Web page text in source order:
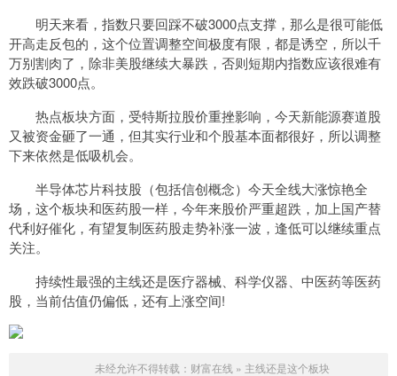
明天来看，指数只要回踩不破3000点支撑，那么是很可能低
开高走反包的，这个位置调整空间极度有限，都是诱空，所以千
万别割肉了，除非美股继续大暴跌，否则短期内指数应该很难有
效跌破3000点。
热点板块方面，受特斯拉股价重挫影响，今天新能源赛道股
又被资金砸了一通，但其实行业和个股基本面都很好，所以调整
下来依然是低吸机会。
半导体芯片科技股（包括信创概念）今天全线大涨惊艳全
场，这个板块和医药股一样，今年来股价严重超跌，加上国产替
代利好催化，有望复制医药股走势补涨一波，逢低可以继续重点
关注。
持续性最强的主线还是医疗器械、科学仪器、中医药等医药
股，当前估值仍偏低，还有上涨空间!
未经允许不得转载： 财富在线 » 主线还是这个板块